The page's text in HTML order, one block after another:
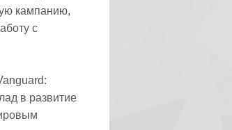
кампанию,
с
в развитие